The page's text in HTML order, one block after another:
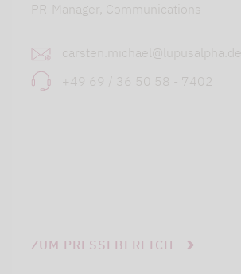
PR-Manager, Communications
carsten.michael@lupusalpha.de
+49 69 / 36 50 58 - 7402
ZUM PRESSEBEREICH